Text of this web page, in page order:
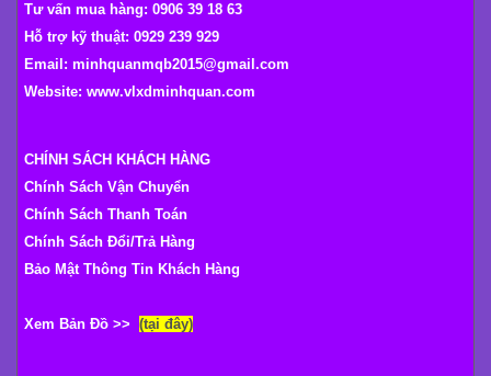
Tư vấn mua hàng: 0906 39 18 63
Hỗ trợ kỹ thuật: 0929 239 929
Email: minhquanmqb2015@gmail.com
Website: www.vlxdminhquan.com
CHÍNH SÁCH KHÁCH HÀNG
Chính Sách Vận Chuyển
Chính Sách Thanh Toán
Chính Sách Đổi/Trả Hàng
Bảo Mật Thông Tin Khách Hàng
Xem Bản Đồ >> (tại đây)